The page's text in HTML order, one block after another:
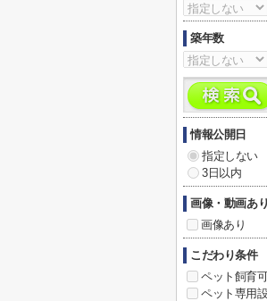
築年数
情報公開日
指定しない
3日以内
画像・動画あり
画像あり
こだわり条件
ペット飼育
ペット専用